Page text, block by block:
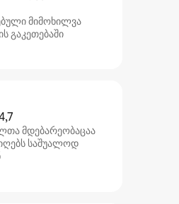
მიმოხილვა
გაკეთებაში
მდებარეობაცაა
საშუალოდ